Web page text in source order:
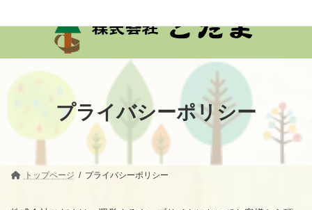
テ
キ
ゲ
に
プライバシーポリシー
トップページ プライバシーポリシー